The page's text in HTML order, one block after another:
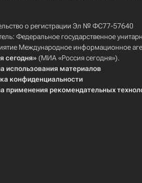
о регистрации Эл № ФС77-57640
Федеральное государственное
Международное информационное
сегодня» (МИА «Россия сегодня»).
использования материалов
конфиденциальности
применения рекомендательных